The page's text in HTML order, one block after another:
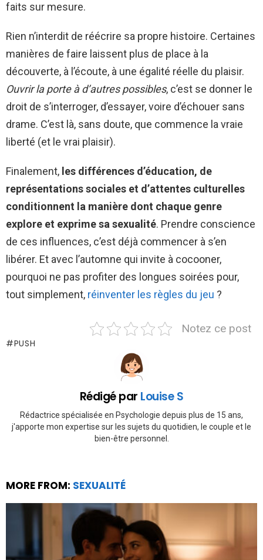
faits sur mesure.
Rien n’interdit de réécrire sa propre histoire. Certaines
manières de faire laissent plus de place à la
découverte, à l’écoute, à une égalité réelle du plaisir.
Ouvrir la porte à d’autres possibles, c’est se donner le
droit de s’interroger, d’essayer, voire d’échouer sans
drame. C’est là, sans doute, que commence la vraie
liberté (et le vrai plaisir).
Finalement, les différences d’éducation, de
représentations sociales et d’attentes culturelles
conditionnent la manière dont chaque genre
explore et exprime sa sexualité. Prendre conscience
de ces influences, c’est déjà commencer à s’en
libérer. Et avec l’automne qui invite à cocooner,
pourquoi ne pas profiter des longues soirées pour,
tout simplement, réinventer les règles du jeu ?
Notez ce post
PUSH
Rédigé par Louise S
Rédactrice spécialisée en Psychologie depuis plus de 15 ans,
j'apporte mon expertise sur les sujets du quotidien, le couple et le
bien-être personnel.
MORE FROM: SEXUALITÉ